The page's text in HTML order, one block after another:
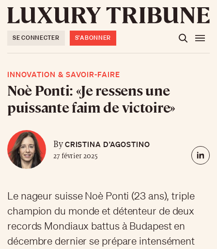
SE CONNECTER S'ABONNER
INNOVATION & SAVOIR-FAIRE
Noè Ponti: «Je ressens une
puissante faim de victoire»
ByCRISTINA D’AGOSTINO
27 février 2025
Le nageur suisse Noè Ponti (23 ans), triple
champion du monde et détenteur de deux
records Mondiaux battus à Budapest en
décembre dernier se prépare intensément